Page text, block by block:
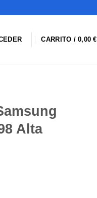
CARRITO /0,00€
Alta